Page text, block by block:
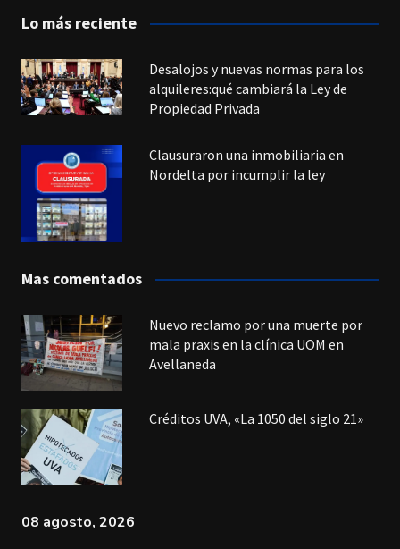
Lo más reciente
Desalojos y nuevas normas para los
alquileres:qué cambiará la Ley de
Propiedad Privada
Clausuraron una inmobiliaria en
Nordelta por incumplir la ley
Mas comentados
Nuevo reclamo por una muerte por
mala praxis en la clínica UOM en
Avellaneda
Créditos UVA, «La 1050 del siglo 21»
08 agosto, 2026